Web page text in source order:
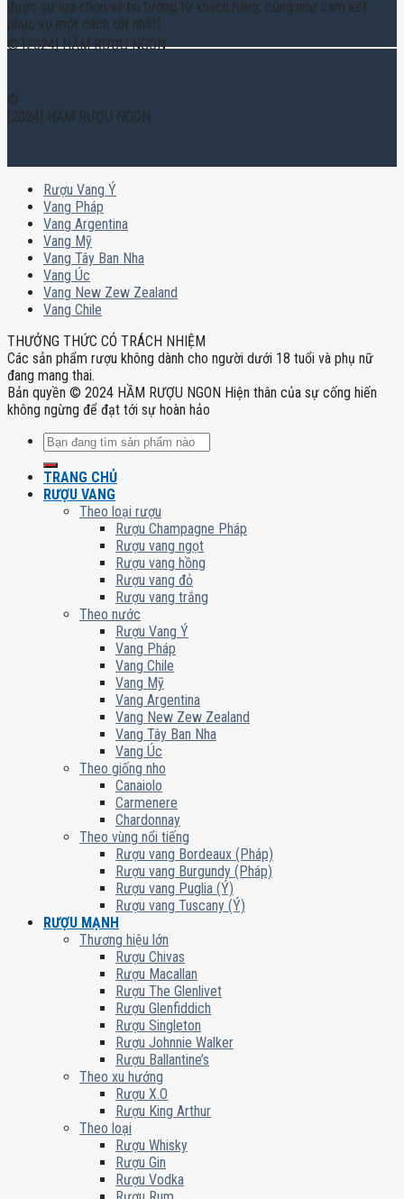
được sự lựa chọn và tin tưởng từ khách hàng, cũng như cam kết
phục vụ một cách tốt nhất!
© [2024] HẦM RƯỢU NGON
©
[2024] HẦM RƯỢU NGON
Rượu Vang Ý
Vang Pháp
Vang Argentina
Vang Mỹ
Vang Tây Ban Nha
Vang Úc
Vang New Zew Zealand
Vang Chile
THƯỞNG THỨC CÓ TRÁCH NHIỆM
Các sản phẩm rượu không dành cho người dưới 18 tuổi và phụ nữ
đang mang thai.
Bản quyền © 2024 HẦM RƯỢU NGON Hiện thân của sự cống hiến
không ngừng để đạt tới sự hoàn hảo
Tìm
TRANG CHỦ
RƯỢU VANG
Theo loại rượu
Rượu Champagne Pháp
Rượu vang ngọt
Rượu vang hồng
Rượu vang đỏ
Rượu vang trắng
Theo nước
Rượu Vang Ý
Vang Pháp
Vang Chile
Vang Mỹ
Vang Argentina
Vang New Zew Zealand
Vang Tây Ban Nha
Vang Úc
Theo giống nho
Canaiolo
Carmenere
Chardonnay
Theo vùng nổi tiếng
Rượu vang Bordeaux (Pháp)
Rượu vang Burgundy (Pháp)
Rượu vang Puglia (Ý)
Rượu vang Tuscany (Ý)
RƯỢU MẠNH
Thương hiệu lớn
Rượu Chivas
Rượu Macallan
Rượu The Glenlivet
Rượu Glenfiddich
Rượu Singleton
Rượu Johnnie Walker
Rượu Ballantine’s
Theo xu hướng
Rượu X.O
Rượu King Arthur
Theo loại
Rượu Whisky
Rượu Gin
Rượu Vodka